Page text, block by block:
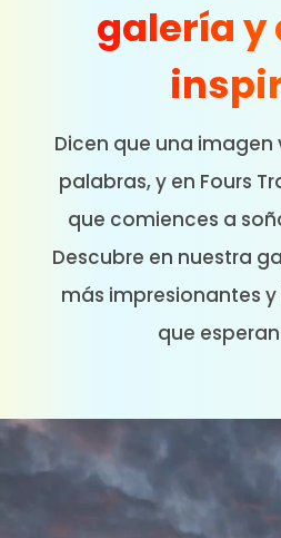
galería y
Dicen que una imagen
palabras, y en Fours
que comiences a
Descubre en nuestra
más impresionantes
que